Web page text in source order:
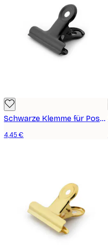
Schwarze Klemme für Poster, medium
4,45 €